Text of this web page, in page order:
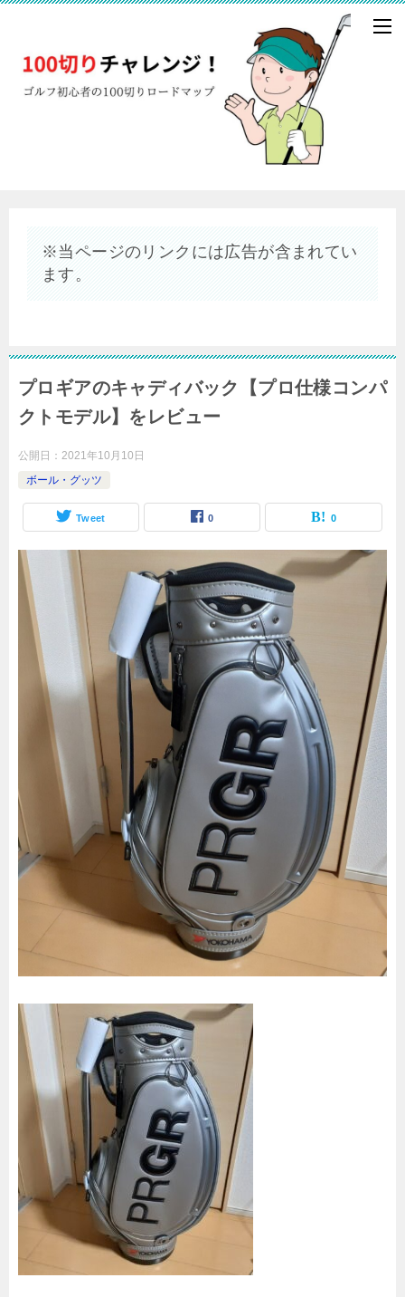
※当ページのリンクには広告が含まれてい
ます。
プロギアのキャディバック【プロ仕様コンパ
クトモデル】をレビュー
公開日： 2021年10月10日
ボール・グッツ
Tweet 0 0